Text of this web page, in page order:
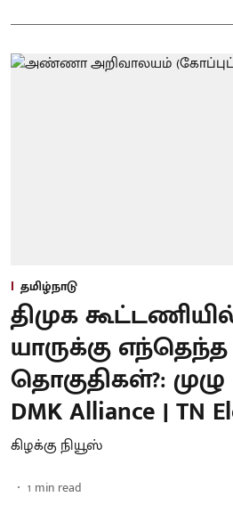
தமிழ்நாடு
திமுக
யாருக்கு எந்தெந்த
தொகுதிகள்?:
DMK Alliance | TN
கிழக்கு நியூஸ்
1 min read